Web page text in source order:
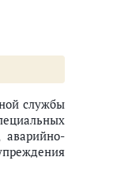
службы
аварийно-